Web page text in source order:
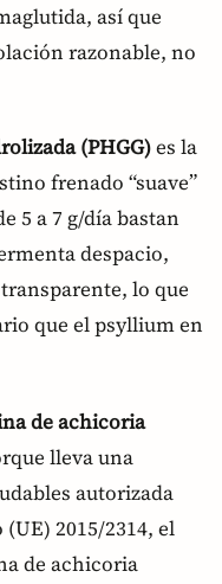
así que
razonable, no
(PHGG)es la
frenado “suave”
5 a 7 g/día bastan
despacio,
lo que
que el psyllium en
de achicoria
lleva una
autorizada
2015/2314, el
de achicoria